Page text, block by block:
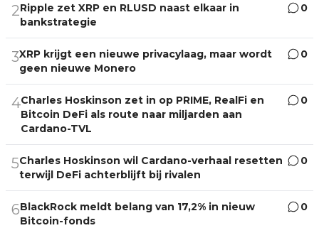
2Ripple zet XRP en RLUSD naast elkaar in
bankstrategie
0
3XRP krijgt een nieuwe privacylaag, maar wordt
geen nieuwe Monero
0
4Charles Hoskinson zet in op PRIME, RealFi en
Bitcoin DeFi als route naar miljarden aan
Cardano-TVL
0
5Charles Hoskinson wil Cardano-verhaal resetten
terwijl DeFi achterblijft bij rivalen
0
6BlackRock meldt belang van 17,2% in nieuw
Bitcoin-fonds
0